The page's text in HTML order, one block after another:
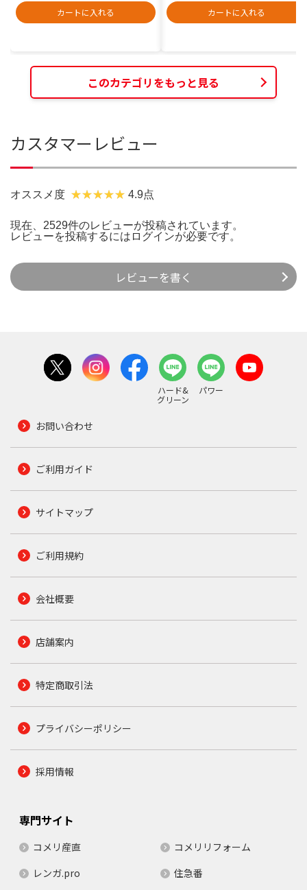
カートに入れる
カートに入れる
このカテゴリをもっと見る
カスタマーレビュー
オススメ度 4.9点
現在、2529件のレビューが投稿されています。
レビューを投稿するには ログインが必要です。
レビューを書く
ハード&
グリーン
パワー
お問い合わせ
ご利用ガイド
サイトマップ
ご利用規約
会社概要
店舗案内
特定商取引法
プライバシーポリシー
採用情報
専門サイト
コメリ産直
コメリリフォーム
レンガ.pro
住急番